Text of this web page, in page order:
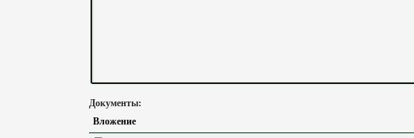
Документы:
Вложение